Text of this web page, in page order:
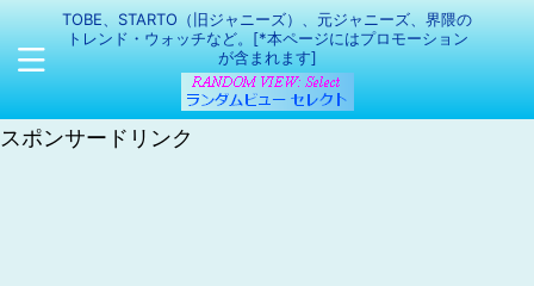
TOBE、STARTO（旧ジャニーズ）、元ジャニーズ、界隈の
トレンド・ウォッチなど。[*本ページにはプロモーション
が含まれます]
スポンサードリンク